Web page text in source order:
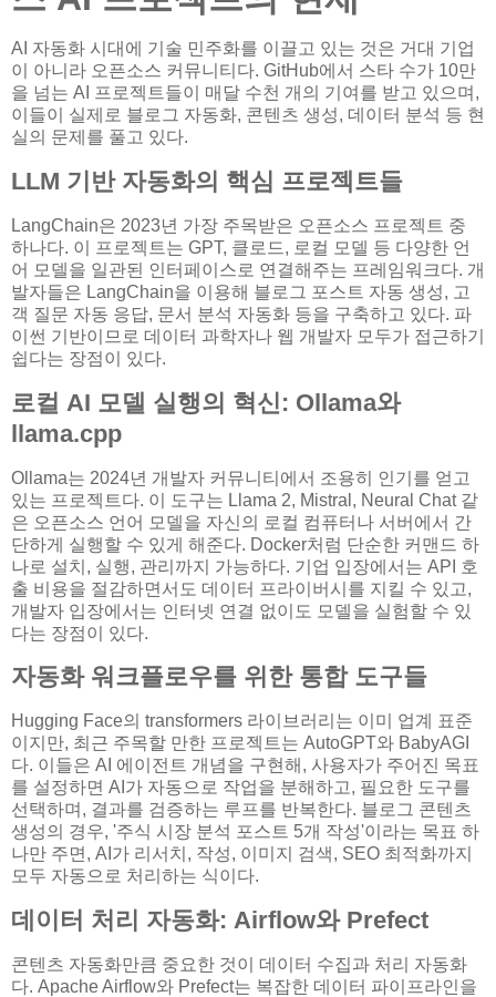
AI 자동화 시대에 기술 민주화를 이끌고 있는 것은 거대 기업
이 아니라 오픈소스 커뮤니티다. GitHub에서 스타 수가 10만
을 넘는 AI 프로젝트들이 매달 수천 개의 기여를 받고 있으며,
이들이 실제로 블로그 자동화, 콘텐츠 생성, 데이터 분석 등 현
실의 문제를 풀고 있다.
LLM 기반 자동화의 핵심 프로젝트들
LangChain은 2023년 가장 주목받은 오픈소스 프로젝트 중
하나다. 이 프로젝트는 GPT, 클로드, 로컬 모델 등 다양한 언
어 모델을 일관된 인터페이스로 연결해주는 프레임워크다. 개
발자들은 LangChain을 이용해 블로그 포스트 자동 생성, 고
객 질문 자동 응답, 문서 분석 자동화 등을 구축하고 있다. 파
이썬 기반이므로 데이터 과학자나 웹 개발자 모두가 접근하기
쉽다는 장점이 있다.
로컬 AI 모델 실행의 혁신: Ollama와
llama.cpp
Ollama는 2024년 개발자 커뮤니티에서 조용히 인기를 얻고
있는 프로젝트다. 이 도구는 Llama 2, Mistral, Neural Chat 같
은 오픈소스 언어 모델을 자신의 로컬 컴퓨터나 서버에서 간
단하게 실행할 수 있게 해준다. Docker처럼 단순한 커맨드 하
나로 설치, 실행, 관리까지 가능하다. 기업 입장에서는 API 호
출 비용을 절감하면서도 데이터 프라이버시를 지킬 수 있고,
개발자 입장에서는 인터넷 연결 없이도 모델을 실험할 수 있
다는 장점이 있다.
자동화 워크플로우를 위한 통합 도구들
Hugging Face의 transformers 라이브러리는 이미 업계 표준
이지만, 최근 주목할 만한 프로젝트는 AutoGPT와 BabyAGI
다. 이들은 AI 에이전트 개념을 구현해, 사용자가 주어진 목표
를 설정하면 AI가 자동으로 작업을 분해하고, 필요한 도구를
선택하며, 결과를 검증하는 루프를 반복한다. 블로그 콘텐츠
생성의 경우, '주식 시장 분석 포스트 5개 작성'이라는 목표 하
나만 주면, AI가 리서치, 작성, 이미지 검색, SEO 최적화까지
모두 자동으로 처리하는 식이다.
데이터 처리 자동화: Airflow와 Prefect
콘텐츠 자동화만큼 중요한 것이 데이터 수집과 처리 자동화
다. Apache Airflow와 Prefect는 복잡한 데이터 파이프라인을